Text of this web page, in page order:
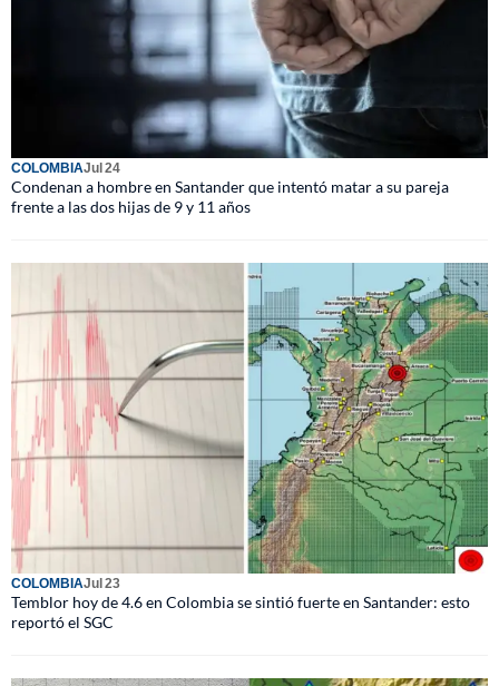
COLOMBIAJul 24
Condenan a hombre en Santander que intentó matar a su pareja
frente a las dos hijas de 9 y 11 años
COLOMBIAJul 23
Temblor hoy de 4.6 en Colombia se sintió fuerte en Santander: esto
reportó el SGC